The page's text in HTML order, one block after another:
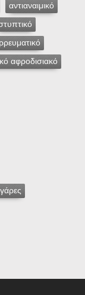
αντιαναιμικό
αφροδισιακό